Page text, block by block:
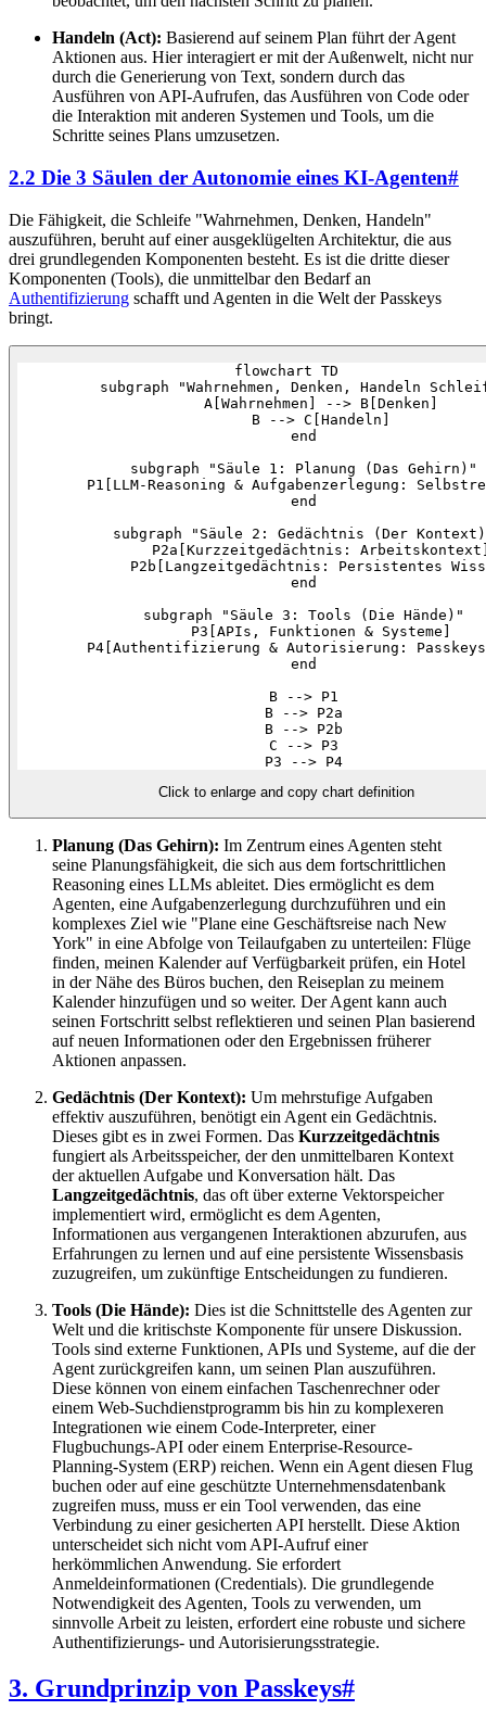
Handeln (Act): Basierend auf seinem Plan führt der Agent
Aktionen aus. Hier interagiert er mit der Außenwelt, nicht nur
durch die Generierung von Text, sondern durch das
Ausführen von API-Aufrufen, das Ausführen von Code oder
die Interaktion mit anderen Systemen und Tools, um die
Schritte seines Plans umzusetzen.
2.2 Die 3 Säulen der Autonomie eines KI-Agenten#
Die Fähigkeit, die Schleife "Wahrnehmen, Denken, Handeln"
auszuführen, beruht auf einer ausgeklügelten Architektur, die aus
drei grundlegenden Komponenten besteht. Es ist die dritte dieser
Komponenten (Tools), die unmittelbar den Bedarf an
Authentifizierung schafft und Agenten in die Welt der Passkeys
bringt.
flowchart TD
subgraph "Wahrnehmen, Denken, Handeln
        A[Wahrnehmen] --> B[Denken]
        B --> C[Handeln]
    end
    subgraph "Säule 1: Planung (Das Gehirn)"
P1[LLM-Reasoning & Aufgabenzerlegung:
    end
subgraph "Säule 2: Gedächtnis (Der
P2a[Kurzzeitgedächtnis:
P2b[Langzeitgedächtnis: Persistentes
    end
    subgraph "Säule 3: Tools (Die Hände)"
        P3[APIs, Funktionen & Systeme]
P4[Authentifizierung & Autorisierung:
    end
    B --> P1
    B --> P2a
    B --> P2b
    C --> P3
Click to enlarge and copy chart definition
Planung (Das Gehirn): Im Zentrum eines Agenten steht
seine Planungsfähigkeit, die sich aus dem fortschrittlichen
Reasoning eines LLMs ableitet. Dies ermöglicht es dem
Agenten, eine Aufgabenzerlegung durchzuführen und ein
komplexes Ziel wie "Plane eine Geschäftsreise nach New
York" in eine Abfolge von Teilaufgaben zu unterteilen: Flüge
finden, meinen Kalender auf Verfügbarkeit prüfen, ein Hotel
in der Nähe des Büros buchen, den Reiseplan zu meinem
Kalender hinzufügen und so weiter. Der Agent kann auch
seinen Fortschritt selbst reflektieren und seinen Plan basierend
auf neuen Informationen oder den Ergebnissen früherer
Aktionen anpassen.
Gedächtnis (Der Kontext): Um mehrstufige Aufgaben
effektiv auszuführen, benötigt ein Agent ein Gedächtnis.
Dieses gibt es in zwei Formen. Das Kurzzeitgedächtnis
fungiert als Arbeitsspeicher, der den unmittelbaren Kontext
der aktuellen Aufgabe und Konversation hält. Das
Langzeitgedächtnis, das oft über externe Vektorspeicher
implementiert wird, ermöglicht es dem Agenten,
Informationen aus vergangenen Interaktionen abzurufen, aus
Erfahrungen zu lernen und auf eine persistente Wissensbasis
zuzugreifen, um zukünftige Entscheidungen zu fundieren.
Tools (Die Hände): Dies ist die Schnittstelle des Agenten zur
Welt und die kritischste Komponente für unsere Diskussion.
Tools sind externe Funktionen, APIs und Systeme, auf die der
Agent zurückgreifen kann, um seinen Plan auszuführen.
Diese können von einem einfachen Taschenrechner oder
einem Web-Suchdienstprogramm bis hin zu komplexeren
Integrationen wie einem Code-Interpreter, einer
Flugbuchungs-API oder einem Enterprise-Resource-
Planning-System (ERP) reichen. Wenn ein Agent diesen Flug
buchen oder auf eine geschützte Unternehmensdatenbank
zugreifen muss, muss er ein Tool verwenden, das eine
Verbindung zu einer gesicherten API herstellt. Diese Aktion
unterscheidet sich nicht vom API-Aufruf einer
herkömmlichen Anwendung. Sie erfordert
Anmeldeinformationen (Credentials). Die grundlegende
Notwendigkeit des Agenten, Tools zu verwenden, um
sinnvolle Arbeit zu leisten, erfordert eine robuste und sichere
Authentifizierungs- und Autorisierungsstrategie.
3. Grundprinzip von Passkeys#